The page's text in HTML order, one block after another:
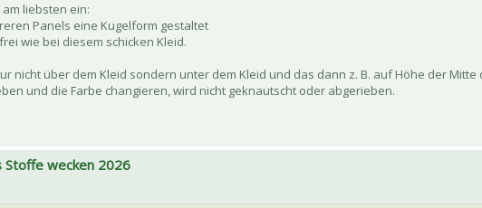
liebsten ein:
Panels eine Kugelform gestaltet
wie bei diesem schicken Kleid.
nicht über dem Kleid sondern unter dem Kleid und das dann z. B. auf Höhe der
und die Farbe changieren, wird nicht geknautscht oder abgerieben.
Stoffe wecken 2026